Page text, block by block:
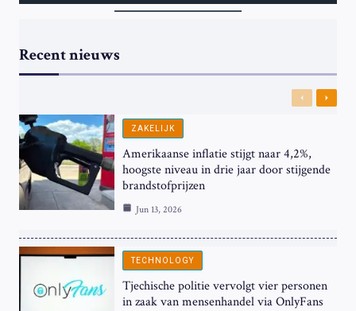
Recent nieuws
Previous
Next
ZAKELIJK
Amerikaanse inflatie stijgt naar 4,2%,
hoogste niveau in drie jaar door stijgende
brandstofprijzen
Jun 13, 2026
TECHNOLOGY
Tjechische politie vervolgt vier personen
in zaak van mensenhandel via OnlyFans